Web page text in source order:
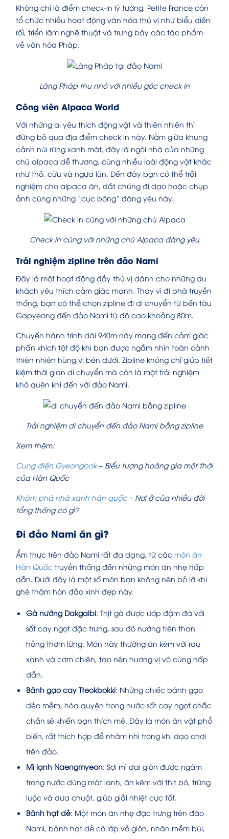
Không chỉ là điểm check-in lý tưởng, Petite France còn
tổ chức nhiều hoạt động văn hóa thú vị như biểu diễn
rối, triển lãm nghệ thuật và trưng bày các tác phẩm
về văn hóa Pháp.
Làng Pháp thu nhỏ với nhiều góc check in
Công viên Alpaca World
Với những ai yêu thích động vật và thiên nhiên thì
đừng bỏ qua địa điểm check in này. Nằm giữa khung
cảnh núi rừng xanh mát, đây là ngôi nhà của những
chú alpaca dễ thương, cùng nhiều loài động vật khác
như thỏ, cừu và ngựa lùn. Đến đây bạn có thể trải
nghiệm cho alpaca ăn, dắt chúng đi dạo hoặc chụp
ảnh cùng những “cục bông” đáng yêu này.
Check in cùng với những chú Alpaca đáng yêu
Trải nghiệm zipline trên đảo Nami
Đây là một hoạt động đầy thú vị dành cho những du
khách yêu thích cảm giác mạnh. Thay vì đi phà truyền
thống, bạn có thể chọn zipline đi di chuyển từ bến tàu
Gapyeong đến đảo Nami từ độ cao khoảng 80m.
Chuyến hành trình dài 940m này mang đến cảm giác
phấn khích tột độ khi bạn được ngắm nhìn toàn cảnh
thiên nhiên hùng vĩ bên dưới. Zipline không chỉ giúp tiết
kiệm thời gian di chuyển mà còn là một trải nghiệm
khó quên khi đến với đảo Nami.
Trải nghiệm di chuyển đến đảo Nami bằng zipline
Xem thêm:
Cung điện Gyeongbok– Biểu tượng hoàng gia một thời
của Hàn Quốc
Khám phá nhà xanh hàn quốc– Nơi ở của nhiều đời
tổng thống có gì?
Đi đảo Nami ăn gì?
Ẩm thực trên đảo Nami rất đa dạng, từ các món ăn
Hàn Quốc truyền thống đến những món ăn nhẹ hấp
dẫn. Dưới đây là một số món bạn không nên bỏ lỡ khi
ghé thăm hòn đảo xinh đẹp này.
Gà nướng Dakgalbi: Thịt gà được ướp đậm đà với
sốt cay ngọt đặc trưng, sau đó nướng trên than
hồng thơm lừng. Món này thường ăn kèm với rau
xanh và cơm chiên, tạo nên hương vị vô cùng hấp
dẫn.
Bánh gạo cay Tteokbokki: Những chiếc bánh gạo
dẻo mềm, hòa quyện trong nước sốt cay ngọt chắc
chắn sẽ khiến bạn thích mê. Đây là món ăn vặt phổ
biến, rất thích hợp để nhâm nhi trong khi dạo chơi
trên đảo.
Mì lạnh Naengmyeon: Sợi mì dai giòn được ngâm
trong nước dùng mát lạnh, ăn kèm với thịt bò, trứng
luộc và dưa chuột, giúp giải nhiệt cực tốt.
Bánh hạt dẻ: Một món ăn nhẹ đặc trưng trên đảo
Nami, bánh hạt dẻ có lớp vỏ giòn, nhân mềm bùi,